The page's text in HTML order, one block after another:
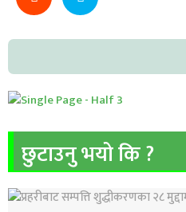
छुटाउनु भयो कि ?